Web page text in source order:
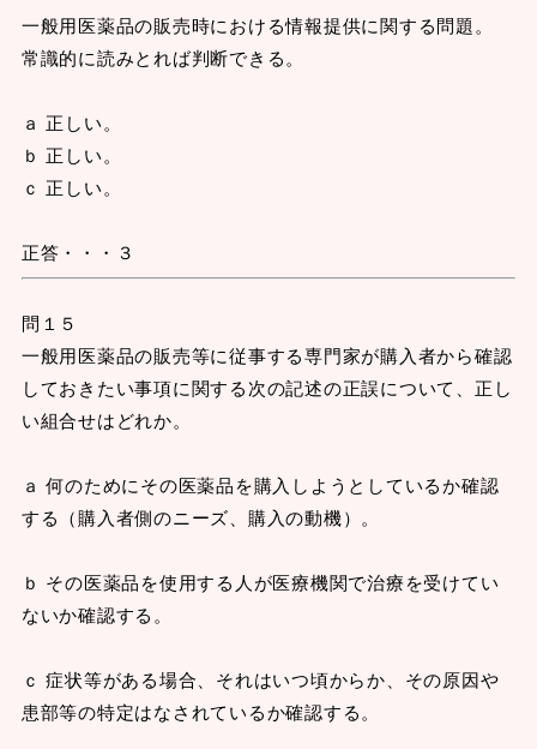
一般用医薬品の販売時における情報提供に関する問題。
常識的に読みとれば判断できる。
ａ 正しい。
ｂ 正しい。
ｃ 正しい。
正答・・・３
問１５
一般用医薬品の販売等に従事する専門家が購入者から確認
しておきたい事項に関する次の記述の正誤について、正し
い組合せはどれか。
ａ 何のためにその医薬品を購入しようとしているか確認
する（購入者側のニーズ、購入の動機）。
ｂ その医薬品を使用する人が医療機関で治療を受けてい
ないか確認する。
ｃ 症状等がある場合、それはいつ頃からか、その原因や
患部等の特定はなされているか確認する。